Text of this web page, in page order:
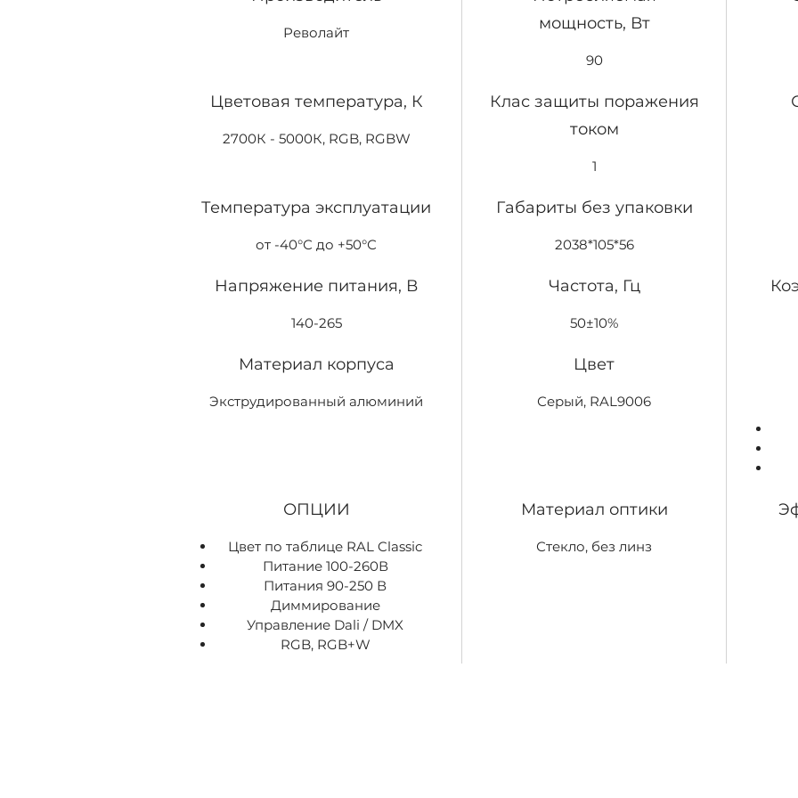
Револайт
мощность, Вт
90
Цветовая температура, К
2700К - 5000К, RGB, RGBW
Клас защиты поражения
током
1
Температура эксплуатации
от -40°С до +50°С
Габариты без упаковки
2038*105*56
Напряжение питания, В
140-265
Частота, Гц
50±10%
Материал корпуса
Экструдированный алюминий
Цвет
Серый, RAL9006
ОПЦИИ
Цвет по таблице RAL Classic
Питание 100-260В
Питания 90-250 В
Диммирование
Управление Dali / DMX
RGB, RGB+W
Материал оптики
Стекло, без линз